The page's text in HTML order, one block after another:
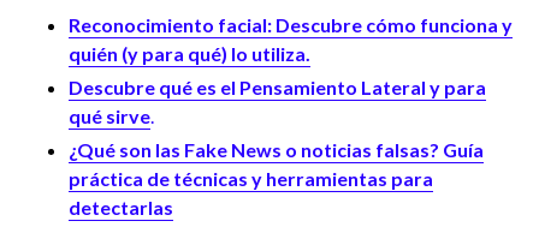
Reconocimiento facial: Descubre cómo funciona y
quién (y para qué) lo utiliza.
Descubre qué es el Pensamiento Lateral y para
qué sirve.
¿Qué son las Fake News o noticias falsas? Guía
práctica de técnicas y herramientas para
detectarlas